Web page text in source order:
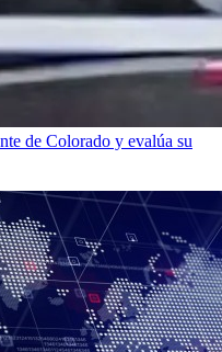
de Colorado y evalúa su